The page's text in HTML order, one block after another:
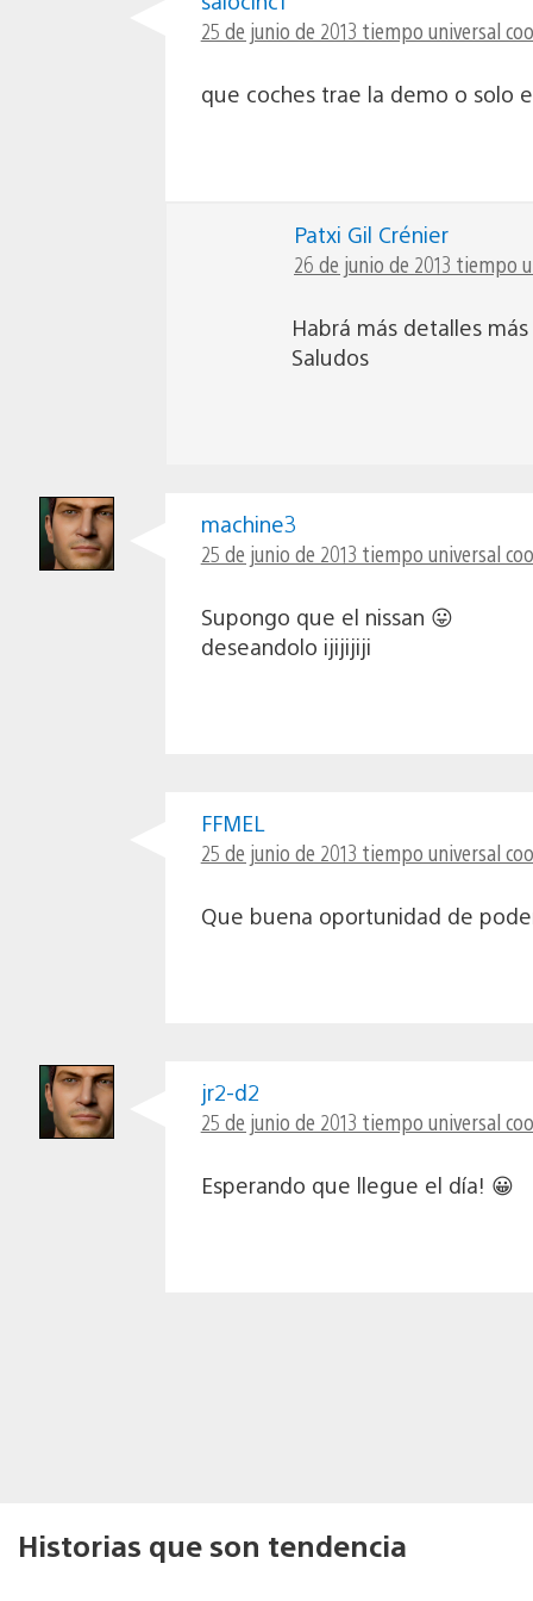
25 de junio de 2013 tiempo universal
que coches trae la demo o solo
Patxi Gil Crénier
26 de junio de 2013 tiempo
Habrá más detalles
Saludos
machine3
25 de junio de 2013 tiempo universal
Supongo que el nissan 😛
deseandolo ijijijiji
FFMEL
25 de junio de 2013 tiempo universal
Que buena oportunidad de
jr2-d2
25 de junio de 2013 tiempo universal
Esperando que llegue el día! 😀
Historias que son tendencia